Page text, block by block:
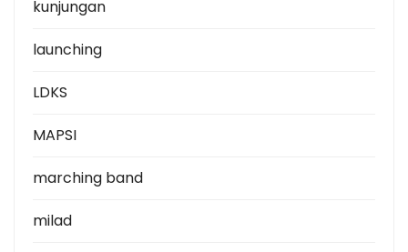
kunjungan
launching
LDKS
MAPSI
marching band
milad